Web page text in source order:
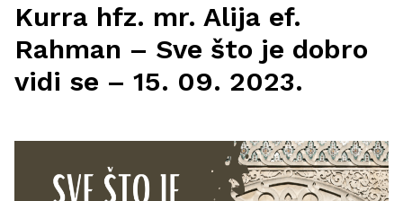
Kurra hfz. mr. Alija ef.
Rahman – Sve što je dobro
vidi se – 15. 09. 2023.